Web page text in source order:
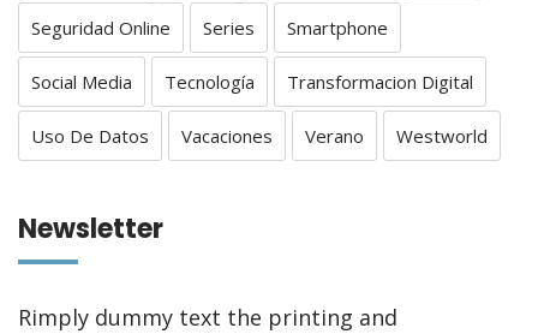
Seguridad Online Series Smartphone
Social Media Tecnología Transformacion Digital
Uso De Datos Vacaciones Verano Westworld
Newsletter
Rimply dummy text the printing and